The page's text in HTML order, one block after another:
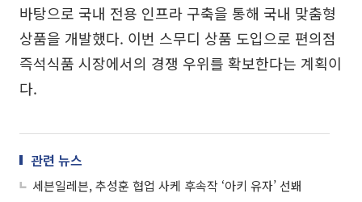
바탕으로 국내 전용 인프라 구축을 통해 국내 맞춤형
상품을 개발했다. 이번 스무디 상품 도입으로 편의점
즉석식품 시장에서의 경쟁 우위를 확보한다는 계획이
다.
관련 뉴스
세븐일레븐, 추성훈 협업 사케 후속작 ‘아키 유자’ 선봬